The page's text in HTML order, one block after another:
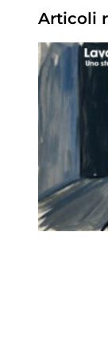
Articoli